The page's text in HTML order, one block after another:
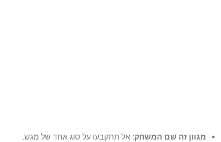
מגוון זה שם המשחק: אל תתקבעו על סוג אחד של מגש.